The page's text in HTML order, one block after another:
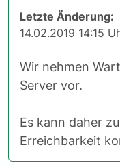
Letzte Änderung:
14.02.2019 14:15
Wir nehmen
Server vor.
Es kann daher
Erreichbarkeit